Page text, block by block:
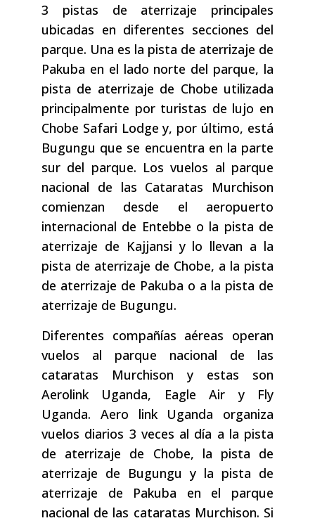
3 pistas de aterrizaje principales
ubicadas en diferentes secciones del
parque. Una es la pista de aterrizaje de
Pakuba en el lado norte del parque, la
pista de aterrizaje de Chobe utilizada
principalmente por turistas de lujo en
Chobe Safari Lodge y, por último, está
Bugungu que se encuentra en la parte
sur del parque. Los vuelos al parque
nacional de las Cataratas Murchison
comienzan desde el aeropuerto
internacional de Entebbe o la pista de
aterrizaje de Kajjansi y lo llevan a la
pista de aterrizaje de Chobe, a la pista
de aterrizaje de Pakuba o a la pista de
aterrizaje de Bugungu.
Diferentes compañías aéreas operan
vuelos al parque nacional de las
cataratas Murchison y estas son
Aerolink Uganda, Eagle Air y Fly
Uganda. Aero link Uganda organiza
vuelos diarios 3 veces al día a la pista
de aterrizaje de Chobe, la pista de
aterrizaje de Bugungu y la pista de
aterrizaje de Pakuba en el parque
nacional de las cataratas Murchison. Si